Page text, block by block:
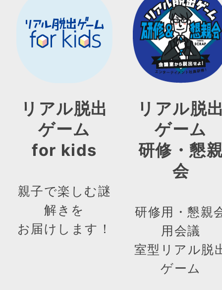
リアル脱出
ゲーム
for kids
親子で楽しむ謎
解きを
お届けします！
リアル脱
ゲーム
研修・懇
会
研修用・懇親
用会議
室型リアル脱
ゲーム